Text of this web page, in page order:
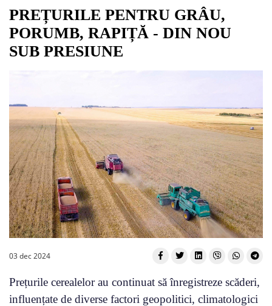
PREȚURILE PENTRU GRÂU,
PORUMB, RAPIȚĂ - DIN NOU
SUB PRESIUNE
03 dec 2024
Prețurile cerealelor au continuat să înregistreze scăderi,
influențate de diverse factori geopolitici, climatologici